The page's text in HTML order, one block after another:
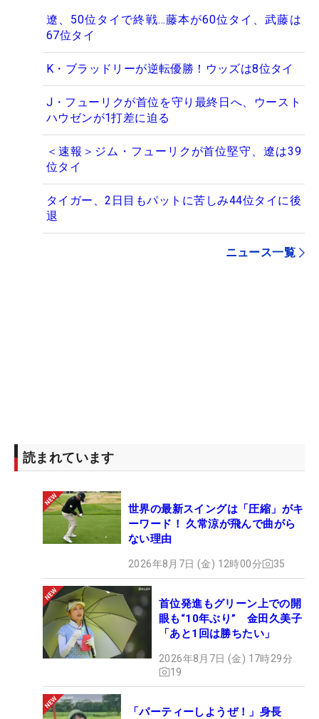
遼、50位タイで終戦…藤本が60位タイ、武藤は
67位タイ
K・ブラッドリーが逆転優勝！ウッズは8位タイ
J・フューリクが首位を守り最終日へ、ウースト
ハウゼンが1打差に迫る
＜速報＞ジム・フューリクが首位堅守、遼は39
位タイ
タイガー、2日目もパットに苦しみ44位タイに後
退
ニュース一覧
読まれています
世界の最新スイングは「圧縮」がキ
ーワード！ 久常涼が飛んで曲がら
ない理由
2026年8月7日 (金) 12時00分 35
首位発進もグリーン上での開
眼も“10年ぶり” 金田久美子
「あと1回は勝ちたい」
2026年8月7日 (金) 17時29分
19
「パーティーしようぜ！」身長